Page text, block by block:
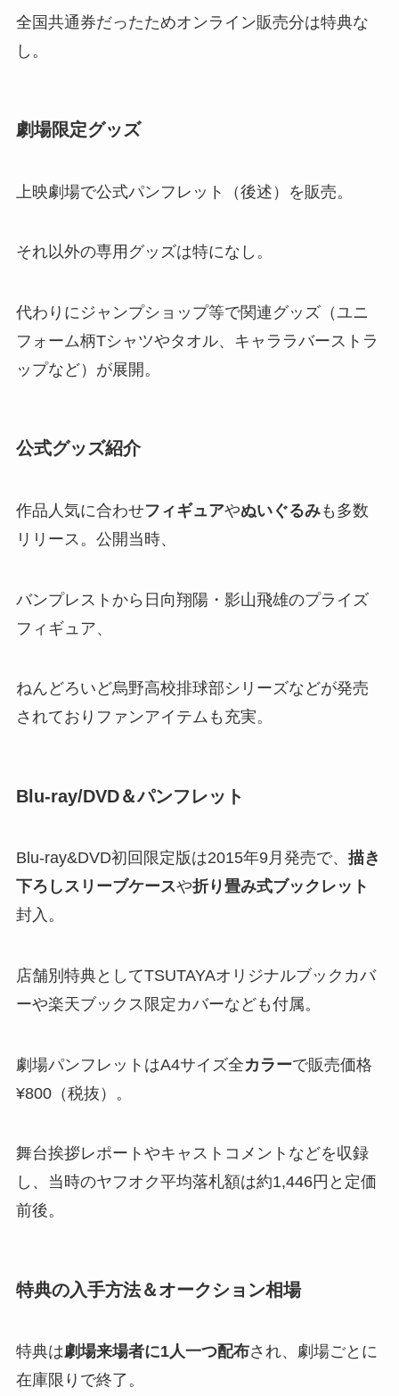
全国共通券だったためオンライン販売分は特典な
し。
劇場限定グッズ
上映劇場で公式パンフレット（後述）を販売。
それ以外の専用グッズは特になし。
代わりにジャンプショップ等で関連グッズ（ユニ
フォーム柄Tシャツやタオル、キャララバーストラ
ップなど）が展開。
公式グッズ紹介
作品人気に合わせフィギュアやぬいぐるみも多数
リリース。公開当時、
バンプレストから日向翔陽・影山飛雄のプライズ
フィギュア、
ねんどろいど烏野高校排球部シリーズなどが発売
されておりファンアイテムも充実。
Blu-ray/DVD＆パンフレット
Blu-ray&DVD初回限定版は2015年9月発売で、 描き
下ろしスリーブケースや折り畳み式ブックレット
封入。
店舗別特典としてTSUTAYAオリジナルブックカバ
ーや楽天ブックス限定カバーなども付属​。
劇場パンフレットはA4サイズ全カラーで販売価格
¥800（税抜）。
舞台挨拶レポートやキャストコメントなどを収録
し、当時のヤフオク平均落札額は約1,446円と定価
前後​。
特典の入手方法＆オークション相場
特典は劇場来場者に1人一つ配布され、劇場ごとに
在庫限りで終了​。